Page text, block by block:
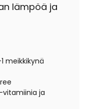
lämpöä ja
meikkikynä
vitamiinia ja